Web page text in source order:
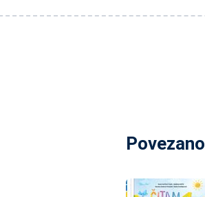
Povezano